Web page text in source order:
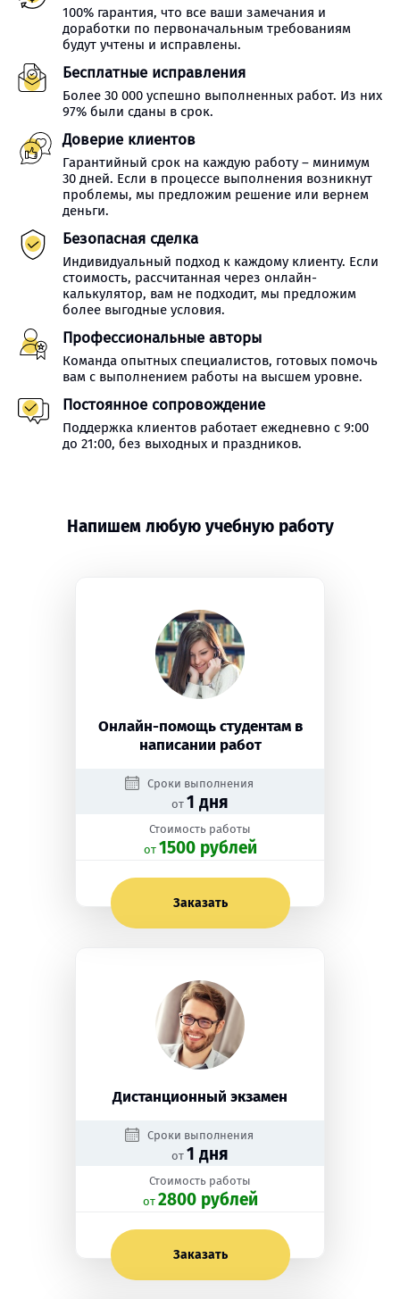
100% гарантия, что все ваши замечания и
доработки по первоначальным требованиям
будут учтены и исправлены.
Бесплатные исправления
Более 30 000 успешно выполненных работ. Из них
97% были сданы в срок.
Доверие клиентов
Гарантийный срок на каждую работу – минимум
30 дней. Если в процессе выполнения возникнут
проблемы, мы предложим решение или вернем
деньги.
Безопасная сделка
Индивидуальный подход к каждому клиенту. Если
стоимость, рассчитанная через онлайн-
калькулятор, вам не подходит, мы предложим
более выгодные условия.
Профессиональные авторы
Команда опытных специалистов, готовых помочь
вам с выполнением работы на высшем уровне.
Постоянное сопровождение
Поддержка клиентов работает ежедневно с 9:00
до 21:00, без выходных и праздников.
Напишем любую учебную работу
Онлайн-помощь студентам в
написании работ
Сроки выполнения
от 1 дня
Стоимость работы
oт 1500 рублей
Заказать
Дистанционный экзамен
Сроки выполнения
от 1 дня
Стоимость работы
oт 2800 рублей
Заказать